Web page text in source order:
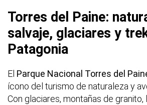
Torres del Paine:
salvaje, glaciares y
Patagonia
El Parque Nacional Torres del
ícono del turismo de naturaleza y
Con glaciares, montañas de